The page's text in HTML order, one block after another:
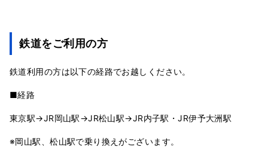
鉄道をご利用の方
鉄道利用の方は以下の経路でお越しください。
■経路
東京駅→JR岡山駅→JR松山駅→JR内子駅・JR伊予大洲駅
※岡山駅、松山駅で乗り換えがございます。